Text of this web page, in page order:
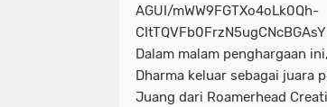
AGUI/mWW9FGTXo4oLk0Qh-
Dalam malam penghargaan
Dharma keluar sebagai juara
Juang dari Roamerhead